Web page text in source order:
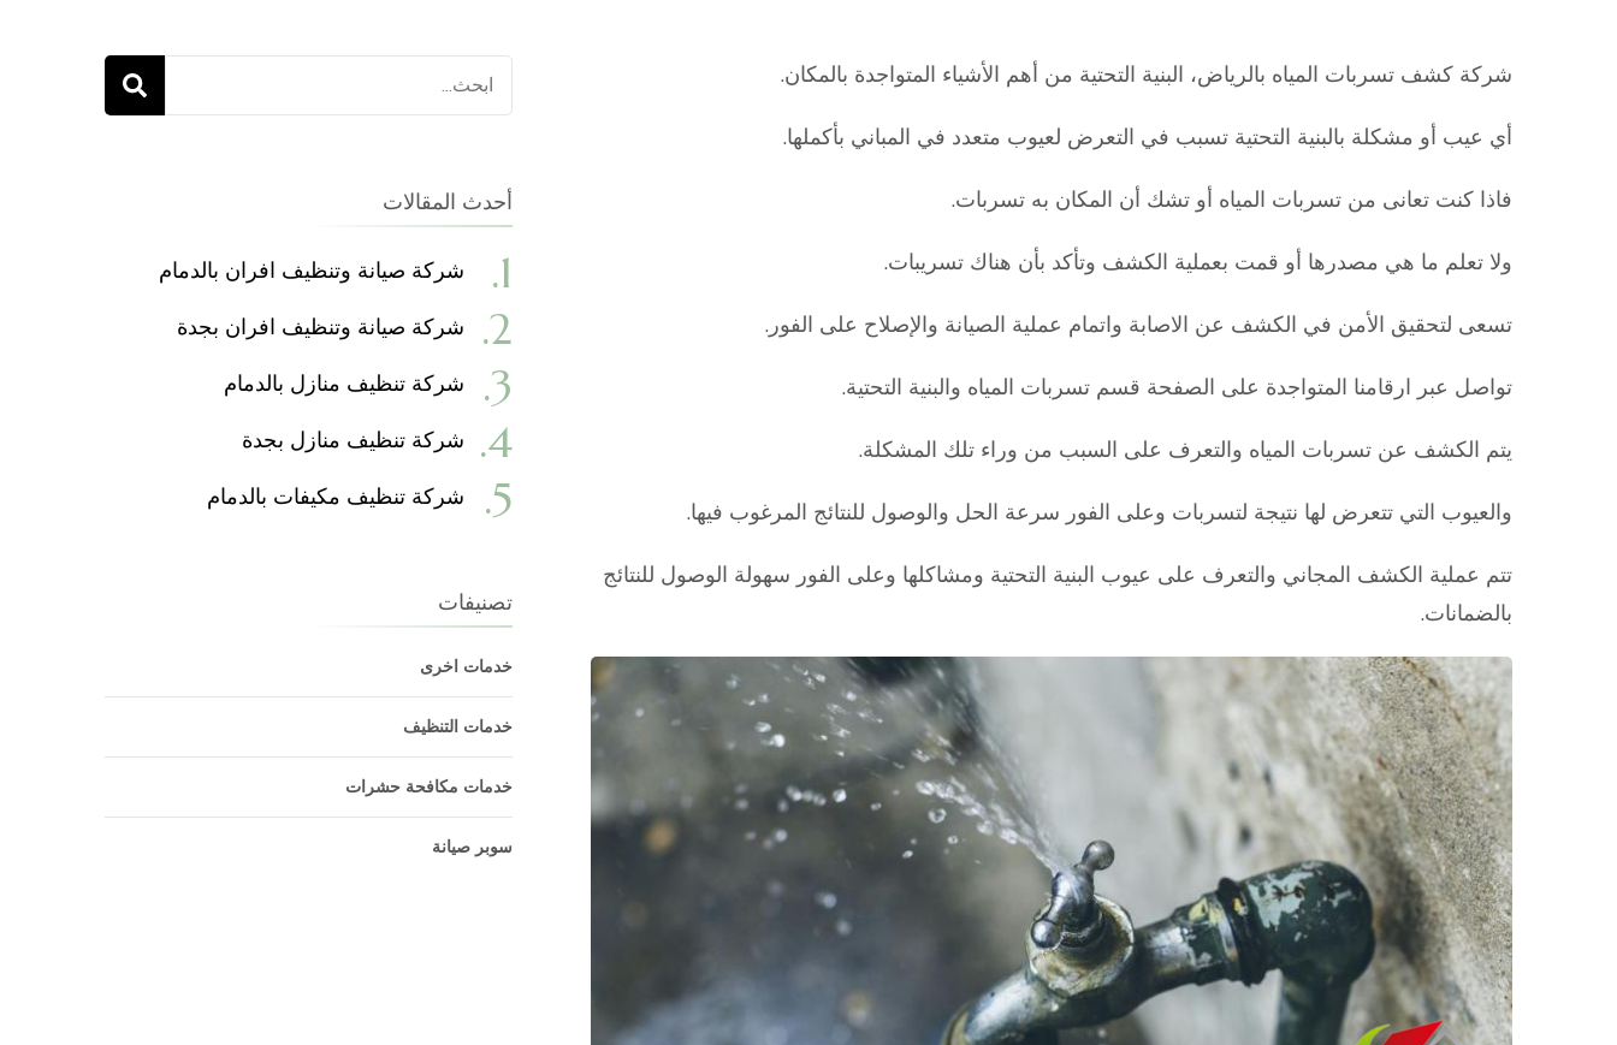
شركة كشف تسربات المياه بالرياض، البنية التحتية من أهم الأشياء المتواجدة بالمكان.
أي عيب أو مشكلة بالبنية التحتية تسبب في التعرض لعيوب متعدد في المباني بأكملها.
فاذا كنت تعانى من تسربات المياه أو تشك أن المكان به تسربات.
ولا تعلم ما هي مصدرها أو قمت بعملية الكشف وتأكد بأن هناك تسريبات.
تسعى لتحقيق الأمن في الكشف عن الاصابة واتمام عملية الصيانة والإصلاح على الفور.
تواصل عبر ارقامنا المتواجدة على الصفحة قسم تسربات المياه والبنية التحتية.
يتم الكشف عن تسربات المياه والتعرف على السبب من وراء تلك المشكلة.
والعيوب التي تتعرض لها نتيجة لتسربات وعلى الفور سرعة الحل والوصول للنتائج المرغوب فيها.
تتم عملية الكشف المجاني والتعرف على عيوب البنية التحتية ومشاكلها وعلى الفور سهولة الوصول للنتائج
بالضمانات.
البحث
عن:
أحدث المقالات
شركة صيانة وتنظيف افران بالدمام
شركة صيانة وتنظيف افران بجدة
شركة تنظيف منازل بالدمام
شركة تنظيف منازل بجدة
شركة تنظيف مكيفات بالدمام
تصنيفات
خدمات اخرى
خدمات التنظيف
خدمات مكافحة حشرات
سوبر صيانة